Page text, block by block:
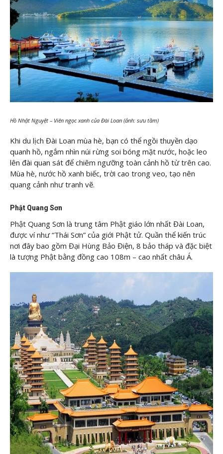
Hồ Nhật Nguyệt – Viên ngọc xanh của Đài Loan (ảnh: sưu tầm)
Khi du lịch Đài Loan mùa hè, bạn có thể ngồi thuyền dạo
quanh hồ, ngắm nhìn núi rừng soi bóng mặt nước, hoặc leo
lên đài quan sát để chiêm ngưỡng toàn cảnh hồ từ trên cao.
Mùa hè, nước hồ xanh biếc, trời cao trong veo, tạo nên
quang cảnh như tranh vẽ.
Phật Quang Sơn
Phật Quang Sơn là trung tâm Phật giáo lớn nhất Đài Loan,
được ví như “Thái Sơn” của giới Phật tử. Quần thể kiến trúc
nơi đây bao gồm Đại Hùng Bảo Điện, 8 bảo tháp và đặc biệt
là tượng Phật bằng đồng cao 108m – cao nhất châu Á.